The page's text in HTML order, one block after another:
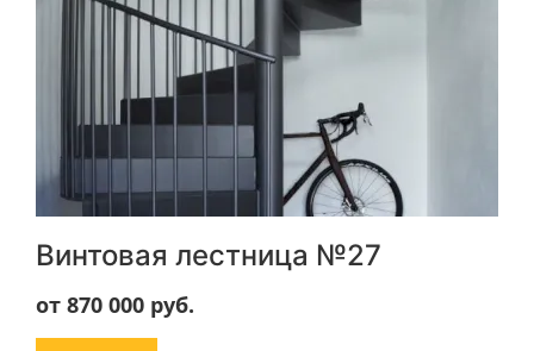
Винтовая лестница №27
от 870 000 руб.